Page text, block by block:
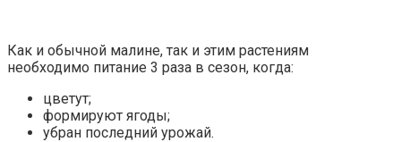
Как и обычной малине, так и этим растениям
необходимо питание 3 раза в сезон, когда:
цветут;
формируют ягоды;
убран последний урожай.